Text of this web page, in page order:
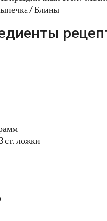
/ Блины
ст. ложки